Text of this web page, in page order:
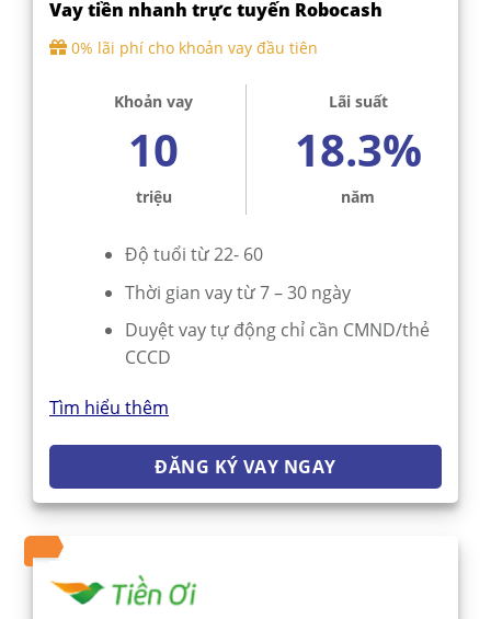
Vay tiền nhanh trực tuyến Robocash
0% lãi phí cho khoản vay đầu tiên
Khoản vay
10
triệu
Lãi suất
18.3%
năm
Độ tuổi từ 22- 60
Thời gian vay từ 7 – 30 ngày
Duyệt vay tự động chỉ cần CMND/thẻ
CCCD
Tìm hiểu thêm
ĐĂNG KÝ VAY NGAY